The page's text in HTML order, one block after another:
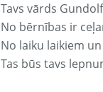
Tavs vārds
No bērnības ir
No laiku laikiem
Tas būs tavs